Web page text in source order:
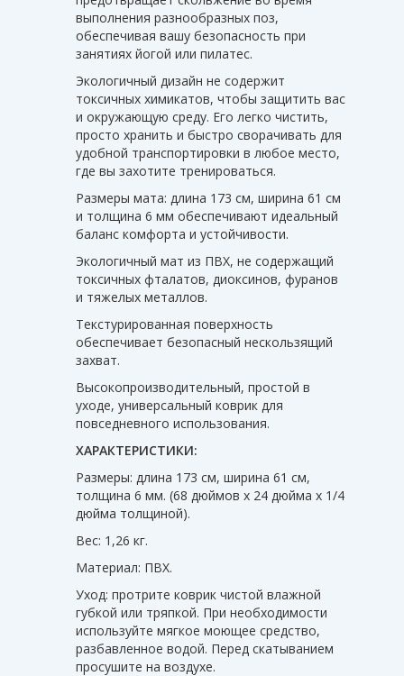
выполнения разнообразных поз,
обеспечивая вашу безопасность при
занятиях йогой или пилатес.
Экологичный дизайн не содержит
токсичных химикатов, чтобы защитить вас
и окружающую среду. Его легко чистить,
просто хранить и быстро сворачивать для
удобной транспортировки в любое место,
где вы захотите тренироваться.
Размеры мата: длина 173 см, ширина 61 см
и толщина 6 мм обеспечивают идеальный
баланс комфорта и устойчивости.
Экологичный мат из ПВХ, не содержащий
токсичных фталатов, диоксинов, фуранов
и тяжелых металлов.
Текстурированная поверхность
обеспечивает безопасный нескользящий
захват.
Высокопроизводительный, простой в
уходе, универсальный коврик для
повседневного использования.
ХАРАКТЕРИСТИКИ:
Размеры: длина 173 см, ширина 61 см,
толщина 6 мм. (68 дюймов x 24 дюйма x 1/4
дюйма толщиной).
Вес: 1,26 кг.
Материал: ПВХ.
Уход: протрите коврик чистой влажной
губкой или тряпкой. При необходимости
используйте мягкое моющее средство,
разбавленное водой. Перед скатыванием
просушите на воздухе.